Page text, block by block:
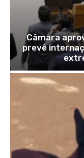
Câmara
prevê